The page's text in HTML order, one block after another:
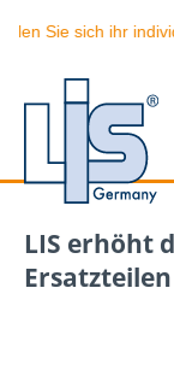
ihr individuelles
LIS erhöht
Ersatzteilen